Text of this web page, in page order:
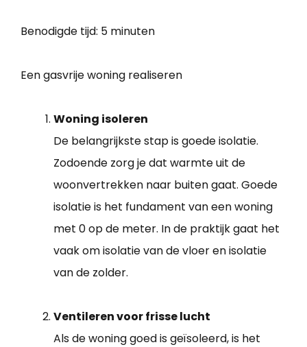
Benodigde tijd: 5 minuten
Een gasvrije woning realiseren
Woning isoleren
De belangrijkste stap is goede isolatie.
Zodoende zorg je dat warmte uit de
woonvertrekken naar buiten gaat. Goede
isolatie is het fundament van een woning
met 0 op de meter. In de praktijk gaat het
vaak om isolatie van de vloer en isolatie
van de zolder.
Ventileren voor frisse lucht
Als de woning goed is geïsoleerd, is het